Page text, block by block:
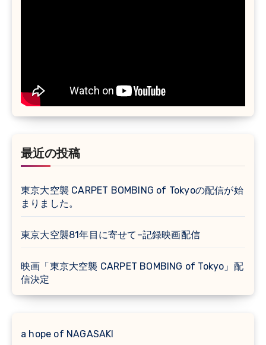
最近の投稿
東京大空襲 CARPET BOMBING of Tokyoの配信が始
まりました。
東京大空襲81年目に寄せて–記録映画配信
映画「東京大空襲 CARPET BOMBING of Tokyo」配
信決定
a hope of NAGASAKI